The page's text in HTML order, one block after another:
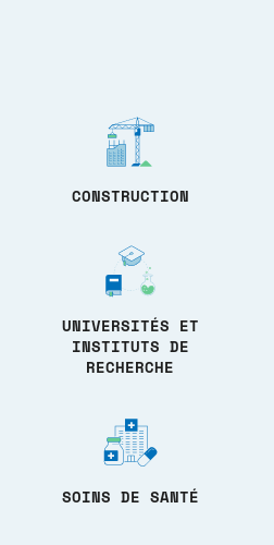
CONSTRUCTION
UNIVERSITÉS ET
INSTITUTS DE
RECHERCHE
SOINS DE SANTÉ